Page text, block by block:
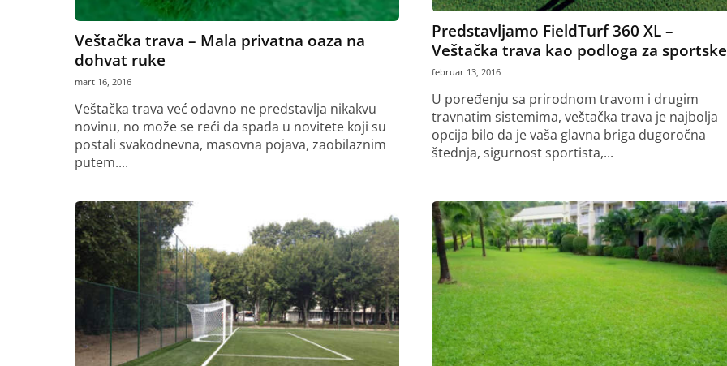
Veštačka trava – Mala privatna oaza na
dohvat ruke
mart 16, 2016
Veštačka trava već odavno ne predstavlja nikakvu
novinu, no može se reći da spada u novitete koji su
postali svakodnevna, masovna pojava, zaobilaznim
putem....
Predstavljamo FieldTurf 360 XL –
Veštačka trava kao podloga za
februar 13, 2016
U poređenju sa prirodnom travom i drugim
travnatim sistemima, veštačka trava je najbolja
opcija bilo da je vaša glavna briga dugoročna
štednja, sigurnost sportista,...